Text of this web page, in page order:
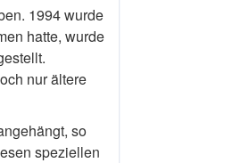
1994 wurde
hatte, wurde
nur ältere
so
speziellen